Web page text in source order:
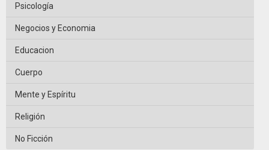
Psicología
Negocios y Economia
Educacion
Cuerpo
Mente y Espíritu
Religión
No Ficción